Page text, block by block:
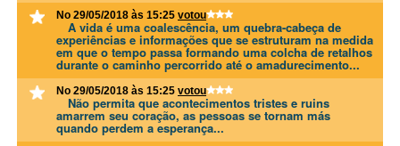
No 29/05/2018 às 15:25 votou
A vida é uma coalescência, um quebra-cabeça de
experiências e informações que se estruturam na medida
em que o tempo passa formando uma colcha de retalhos
durante o caminho percorrido até o amadurecimento...
No 29/05/2018 às 15:25 votou
Não permita que acontecimentos tristes e ruins
amarrem seu coração, as pessoas se tornam más
quando perdem a esperança...